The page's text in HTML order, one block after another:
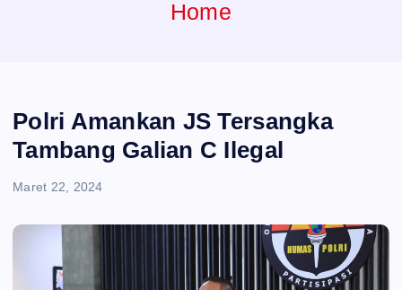
Home
Polri Amankan JS Tersangka
Tambang Galian C Ilegal
Maret 22, 2024